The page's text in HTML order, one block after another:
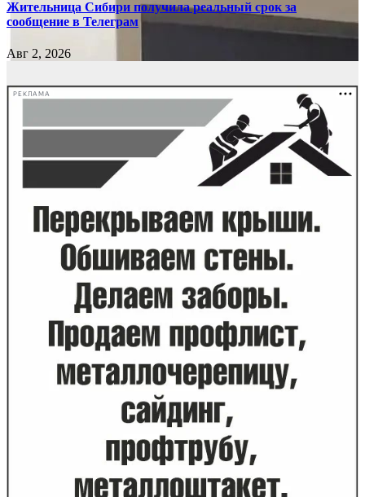
Жительница Сибири получила реальный срок за
сообщение в Телеграм
Авг 2, 2026
РЕКЛАМА